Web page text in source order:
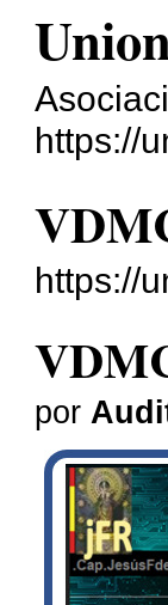
https://
https://
por